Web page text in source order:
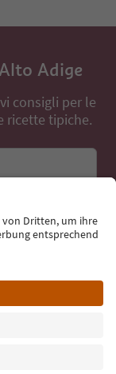
Adige
consigli per le
ricette tipiche.